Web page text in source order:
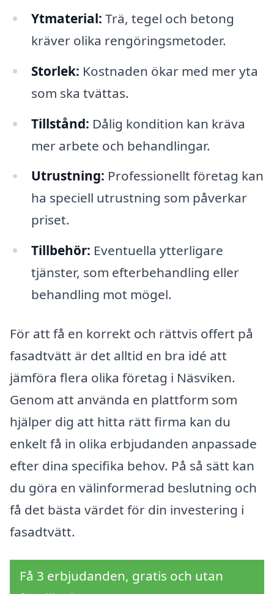
Ytmaterial: Trä, tegel och betong
kräver olika rengöringsmetoder.
Storlek: Kostnaden ökar med mer yta
som ska tvättas.
Tillstånd: Dålig kondition kan kräva
mer arbete och behandlingar.
Utrustning: Professionellt företag kan
ha speciell utrustning som påverkar
priset.
Tillbehör: Eventuella ytterligare
tjänster, som efterbehandling eller
behandling mot mögel.
För att få en korrekt och rättvis offert på
fasadtvätt är det alltid en bra idé att
jämföra flera olika företag i Näsviken.
Genom att använda en plattform som
hjälper dig att hitta rätt firma kan du
enkelt få in olika erbjudanden anpassade
efter dina specifika behov. På så sätt kan
du göra en välinformerad beslutning och
få det bästa värdet för din investering i
fasadtvätt.
Få 3 erbjudanden, gratis och utan